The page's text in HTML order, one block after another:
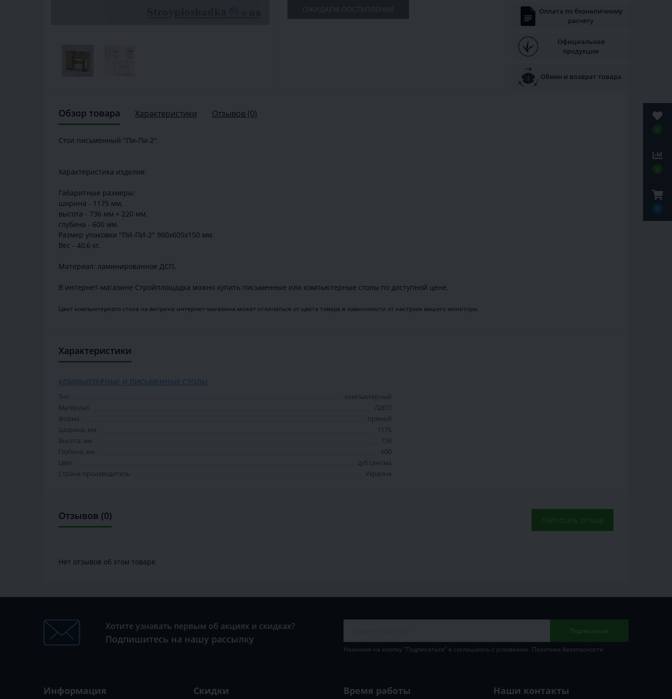
0
0
0
ОЖИДАЕМ ПОСТУПЛЕНИЯ
Оплата по безналичному
расчету
Официальная
продукция
Обмен и возврат товара
Обзор товара Характеристики Отзывов (0)
Стол письменный "Пи-Пи-2"
Характеристика изделия:
Габаритные размеры:
ширина - 1175 мм,
высота - 736 мм + 220 мм,
глубина - 600 мм.
Размер упаковки "ПИ-ПИ-2" 960х605х150 мм.
Вес - 40,6 кг.
Материал: ламинированное ДСП.
В интернет-магазине Стройплощадка можно купить письменные или компьютерные столы по доступной цене.
Цвет компьютерного стола на витрине интернет-магазина может отличаться от цвета товара в зависимости от настроек вашего монитора.
Характеристики
КОМПЬЮТЕРНЫЕ И ПИСЬМЕННЫЕ СТОЛЫ
Тип
компьютерный
Материал
ЛДСП
Форма
прямой
Ширина, мм
1175
Высота, мм
736
Глубина, мм
600
Цвет
дуб санома
Страна-производитель
Украина
Отзывов (0) Написать отзыв
Нет отзывов об этом товаре.
Хотите узнавать первым об акциях и скидках?
Подпишитесь на нашу рассылку
Подписаться
Нажимая на кнопку "Подписаться" я соглашаюсь с условиями Политика безопасности
Информация Скидки Время работы Наши контакты